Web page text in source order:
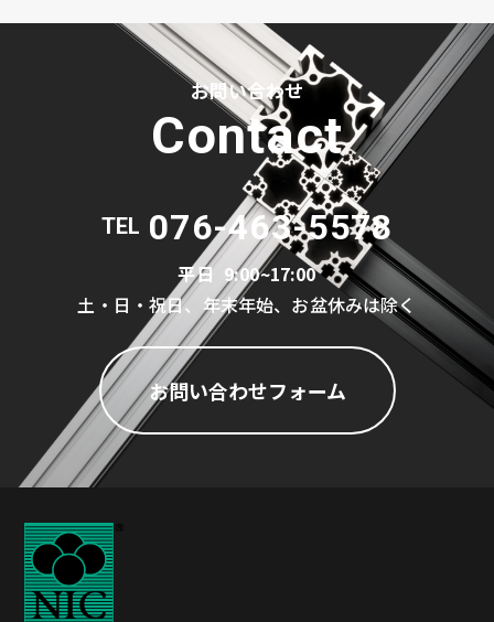
お問い合わせ
Contact
TEL 076-463-5578
平日 9:00~17:00
土・日・祝日、年末年始、お盆休みは除く
お問い合わせフォーム